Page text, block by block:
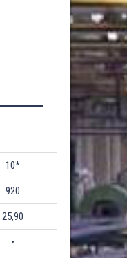
10*
920
25,90
•